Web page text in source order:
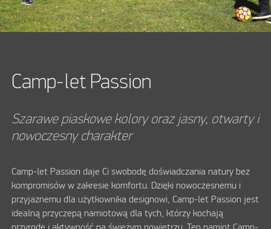
Camp-let Passion
Szarawe piaskowe kolory oraz jasny, otwarty i
nowoczesny charakter
Camp-let Passion daje Ci swobodę doświadczania natury bez
kompromisów w zakresie komfortu. Dzięki nowoczesnemu i
przyjaznemu dla użytkownika designowi, Camp-let Passion jest
idealną przyczepą namiotową dla tych, którzy kochają